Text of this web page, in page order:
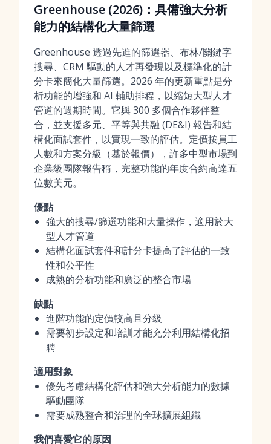
Greenhouse (2026)：具備強大分析
能力的結構化大量篩選
Greenhouse 透過先進的篩選器、布林/關鍵字
搜尋、CRM 驅動的人才再發現以及標準化的計
分卡來簡化大量篩選。2026 年的更新重點是分
析功能的增強和 AI 輔助排程，以縮短大型人才
管道的週期時間。它與 300 多個合作夥伴整
合，並支援多元、平等與共融 (DE&I) 報告和結
構化面試套件，以實現一致的評估。定價按員工
人數和方案分級（基於報價），許多中型市場到
企業級團隊報告稱，完整功能的年度合約高達五
位數美元。
優點
強大的搜尋/篩選功能和大量操作，適用於大
型人才管道
結構化面試套件和計分卡提高了評估的一致
性和公平性
成熟的分析功能和廣泛的整合市場
缺點
進階功能的定價較高且分級
需要初步設定和培訓才能充分利用結構化招
聘
適用對象
優先考慮結構化評估和強大分析能力的數據
驅動團隊
需要成熟整合和治理的全球擴展組織
我們喜愛它的原因